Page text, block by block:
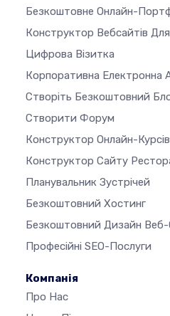
Безкоштовне Онлайн-
Конструктор Вебсайтів
Цифрова Візитка
Корпоративна Електронна
Створіть Безкоштовний
Створити Форум
Конструктор Онлайн-Курсів
Конструктор Сайту
Планувальник Зустрічей
Безкоштовний Хостинг
Безкоштовний Дизайн
Професійні SEO-Послуги
Компанія
Про Нас